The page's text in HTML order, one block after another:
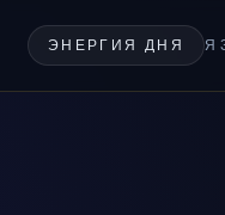
ЭНЕРГИЯ ДНЯ